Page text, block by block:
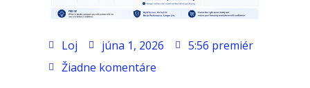
Loj júna 1, 2026
5:56 premiér
Žiadne komentáre